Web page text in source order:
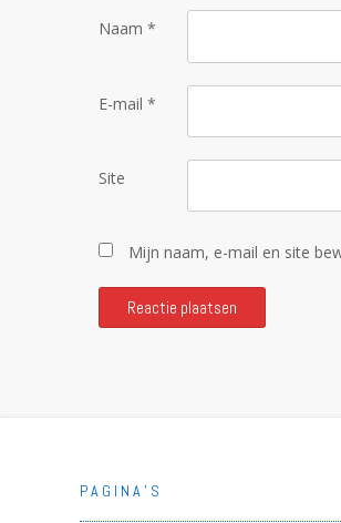
Naam *
E-mail *
Site
Mijn naam, e-mail en site
PAGINA’S